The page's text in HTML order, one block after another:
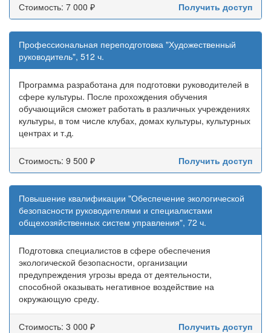
Стоимость: 7 000 ₽ Получить доступ
Профессиональная переподготовка "Художественный
руководитель", 512 ч.
Программа разработана для подготовки руководителей в
сфере культуры. После прохождения обучения
обучающийся сможет работать в различных учреждениях
культуры, в том числе клубах, домах культуры, культурных
центрах и т.д.
Стоимость: 9 500 ₽ Получить доступ
Повышение квалификации "Обеспечение экологической
безопасности руководителями и специалистами
общехозяйственных систем управления", 72 ч.
Подготовка специалистов в сфере обеспечения
экологической безопасности, организации
предупреждения угрозы вреда от деятельности,
способной оказывать негативное воздействие на
окружающую среду.
Стоимость: 3 000 ₽ Получить доступ